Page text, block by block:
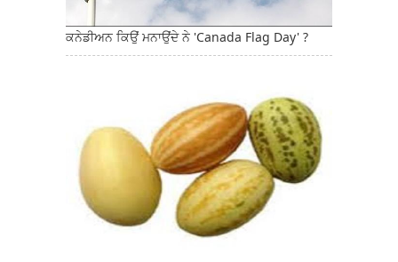
ਕਨੇਡੀਅਨ ਕਿਉਂ ਮਨਾਉਂਦੇ ਨੇ 'Canada Flag Day' ?